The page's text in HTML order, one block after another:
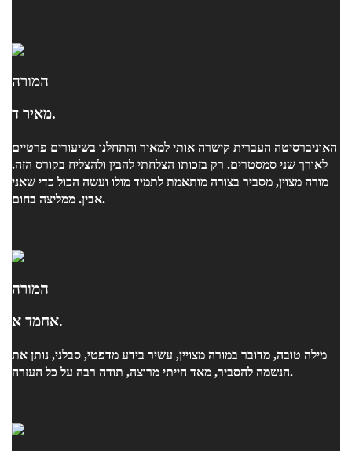
המורה
מאיר ד.
האוניברסיטה העברית קישרה אותי למאיר והתחלנו בשיעורים פרטיים
לאורך שני סמסטרים. רק בזכותו הצלחתי להבין ולהצליח בקורס הזה.
מורה מצוין, מסביר בצורה מותאמת לתמיד מולו ועשה הכול כדי שאני
אבין. ממליצה בחום.
המורה
אחמד א.
מילה טובה, מדובר במורה מצויין, עשיר בידע מדפטי, סבלני, נותן את
הנשמה להסביר, מאד הייתי מרוצה, תודה רבה על כל העזרה.